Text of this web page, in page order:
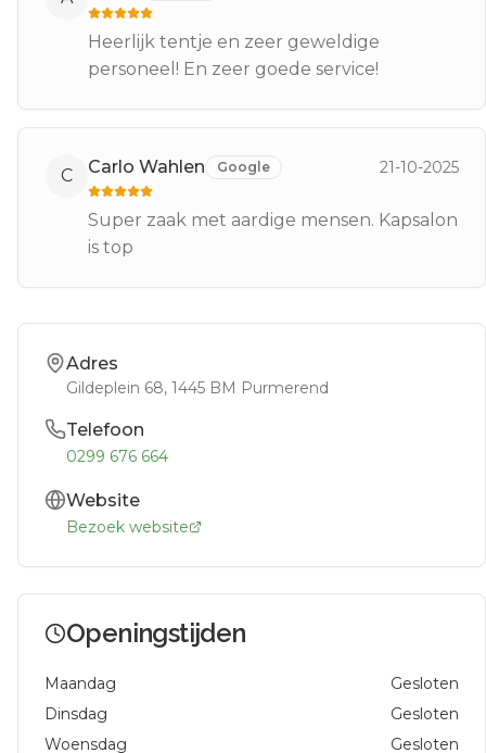
Heerlijk tentje en zeer geweldige
personeel! En zeer goede service!
C Carlo Wahlen Google 21-10-2025
Super zaak met aardige mensen. Kapsalon
is top
Adres
Gildeplein 68, 1445 BM Purmerend
Telefoon
0299 676 664
Website
Bezoek website
Openingstijden
Maandag
Gesloten
Dinsdag
Gesloten
Woensdag
Gesloten